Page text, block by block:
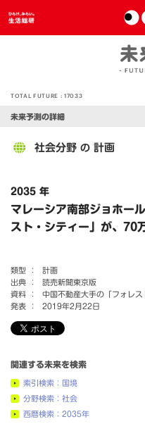
TOTAL FUTURE :17033
未来予測の詳細
社会分野 の 計画
2035 年
マレーシア南部ジョホー
スト・シティー」が、70
類型 ：
計画
出典 ：
読売新聞東京版
資料 ：
中国不動産大手の「フォレ
発表 ：
2019年2月22日
関連する未来を検索
索引検索：国境
分野検索：社会
西暦検索：2035年